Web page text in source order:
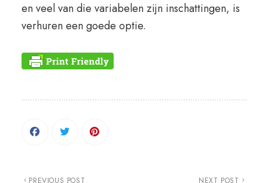
en veel van die variabelen zijn inschattingen, is
verhuren een goede optie.
PREVIOUS POST NEXT POST